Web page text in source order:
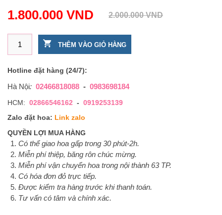
2.000.000VND
1.800.000 VND
Giỏ hoa chúc mừng – Niềm vui số lượng
THÊM VÀO GIỎ HÀNG
Hotline đặt hàng (24/7):
Hà Nội: 02466818088 - 0983698184
HCM: 02866546162 - 0919253139
Zalo đặt hoa: Link zalo
QUYỀN LỢI MUA HÀNG
Có thể giao hoa gấp trong 30 phút-2h.
Miễn phí thiệp, băng rôn chúc mừng.
Miễn phí vận chuyển hoa trong nội thành 63 TP.
Có hóa đơn đỏ trực tiếp.
Được kiểm tra hàng trước khi thanh toán.
Tư vấn có tâm và chính xác.